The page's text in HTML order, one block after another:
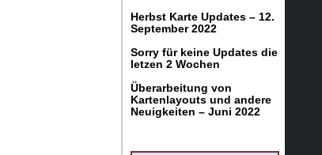
Herbst Karte Updates – 12.
September 2022
Sorry für keine Updates die
letzen 2 Wochen
Überarbeitung von
Kartenlayouts und andere
Neuigkeiten – Juni 2022